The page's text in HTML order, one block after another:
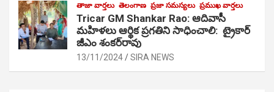
తాజా వార్తలు తెలంగాణ ప్రజా సమస్యలు ప్రముఖ వార్తలు
Tricar GM Shankar Rao: ఆదివాసీ
మహిళలు ఆర్థిక ప్రగతిని సాధించాలి: ట్రైకార్
జీఎం శంకర్‌రావు
13/11/2024 SIRA NEWS